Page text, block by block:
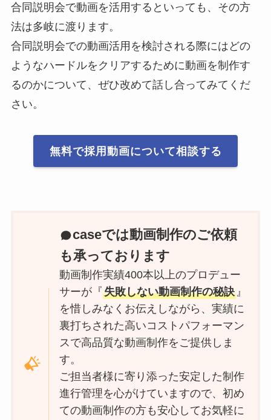
合同説明会で動画を活用するといっても、その方
法は多岐に渡ります。
合同説明会での動画活用を検討される際にはどの
ようなハードルをクリアするために動画を制作す
るのかについて、ぜひ改めて話し合ってみてくだ
さい。
無料で採用動画について相談する
caseでは動画制作のご依頼
も承っております
動画制作実績400本以上のプロデュー
サーが『失敗しない動画制作の秘訣 』
を惜しみなくお伝えしながら、実績に
裏打ちされた高いコストパフォーマン
スで高品質な動画制作をご提供しま
す。
ご担当者様に寄り添った安定した制作
進行管理を心がけていますので、初め
ての動画制作の方も安心してお気軽に